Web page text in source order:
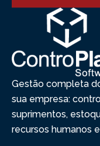
Gestão completa
sua empresa:
suprimentos,
recursos humanos